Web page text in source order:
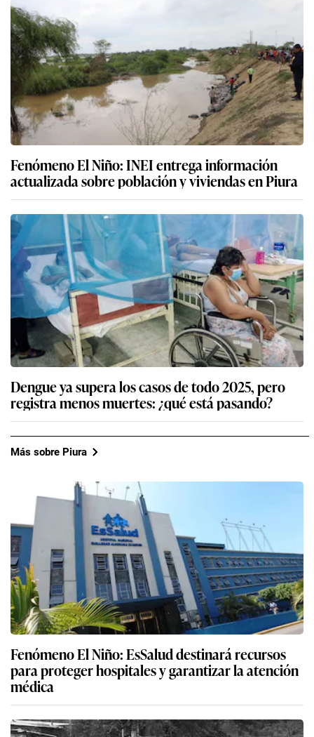
Fenómeno El Niño: INEI entrega información
actualizada sobre población y viviendas en Piura
Dengue ya supera los casos de todo 2025, pero
registra menos muertes: ¿qué está pasando?
Más sobre Piura
Fenómeno El Niño: EsSalud destinará recursos
para proteger hospitales y garantizar la atención
médica